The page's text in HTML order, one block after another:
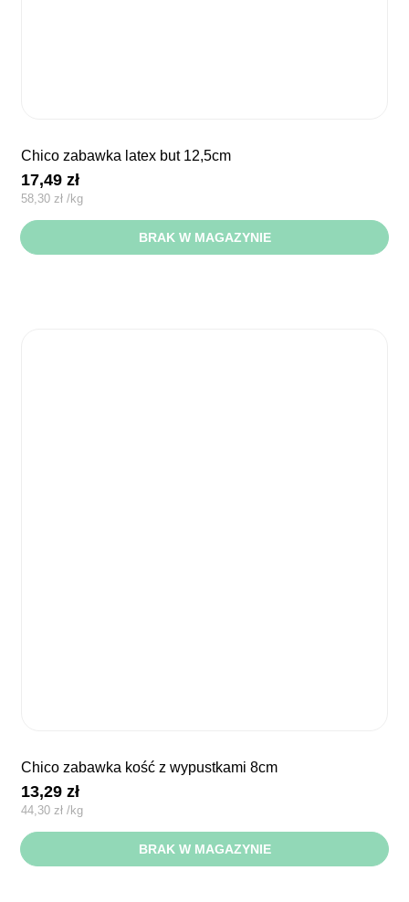
chico zabawka latex but 12,5cm
17,49zł
58,30zł /kg
BRAK W MAGAZYNIE
chico zabawka kość z wypustkami 8cm
13,29zł
44,30zł /kg
BRAK W MAGAZYNIE